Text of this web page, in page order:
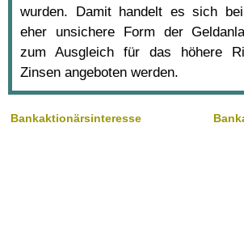
wurden. Damit handelt es sich
eher unsichere Form der
zum Ausgleich für das höhere
Zinsen angeboten werden.
Bankaktionärsinteresse